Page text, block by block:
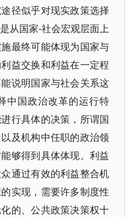
径似乎对现实政策选择
从国家-社会宏观层面上
最终可能体现为国家与
益交换和利益在一定程
说明国家与社会关系这
中国政治改革的运行特
行具体的决策，所谓国
及机构中任职的政治领
够得到具体体现。利益
通过有效的利益整合机
实现，需要许多制度性
的、公共政策决策权十